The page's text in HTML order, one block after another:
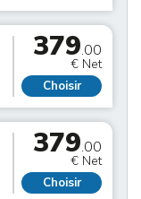
379.00
€ Net
Choisir
379.00
€ Net
Choisir